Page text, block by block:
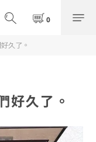
久了。
好久了。